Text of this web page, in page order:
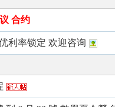
合约
利率锁定 欢迎咨询